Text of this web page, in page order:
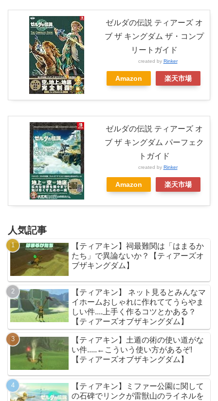
ゼルダの伝説 ティアーズ オ
ブ ザ キングダム ザ・コンプ
リートガイド
created by Rinker
Amazon 楽天市場
ゼルダの伝説 ティアーズ オ
ブ ザ キングダム パーフェク
トガイド
created by Rinker
Amazon 楽天市場
人気記事
【ティアキン】祠最難関は「はまるか
たち」で異論ないか？【ティアーズオ
ブザキングダム】
【ティアキン】 ネット見るとみんなマ
イホームおしゃれに作れててうらやま
しい件....上手く作るコツとかある？
【ティアーズオブザキングダム】
【ティアキン】土遁の術の使い道がな
い件.....←こういう使い方があるぞ!
【ティアーズオブザキングダム】
【ティアキン】ミファー公園に関して
の石碑でリンクが雷獣山のライネルを